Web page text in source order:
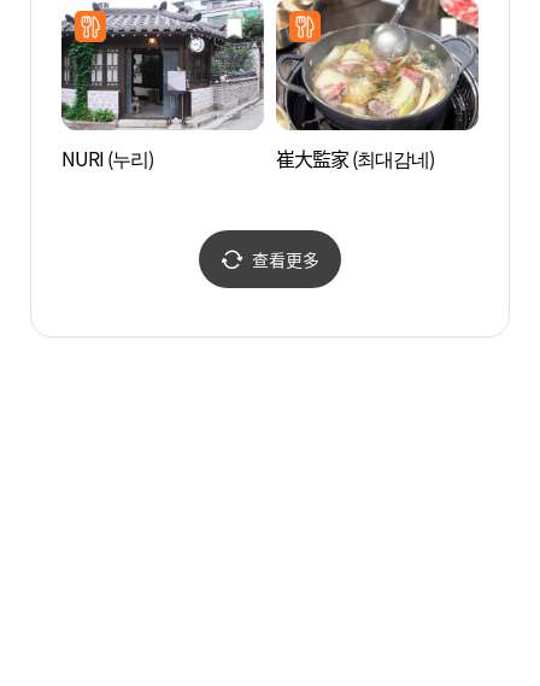
NURI (누리) 崔大監家 (최대감네)
查看更多